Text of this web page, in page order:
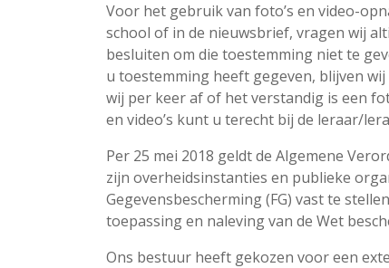
Voor het gebruik van foto’s en video-
school of in de nieuwsbrief, vragen wij
besluiten om die toestemming niet te
u toestemming heeft gegeven, blijven
wij per keer af of het verstandig is een
en video’s kunt u terecht bij de leraar/
Per 25 mei 2018 geldt de Algemene
zijn overheidsinstanties en publieke
Gegevensbescherming (FG) vast te
toepassing en naleving van de Wet
Ons bestuur heeft gekozen voor een